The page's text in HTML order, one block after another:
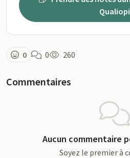
Qualiopi
0 0 260
Commentaires
Aucun commentaire
Soyez le premier à